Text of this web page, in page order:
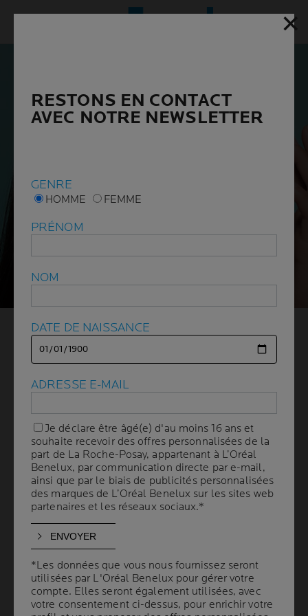
COMMENT NETTOYER ET
PRENDRE SOIN DE
SA PEAU GRASSE À
TENDANCE ACNÉIQUE ?
5 min. de lecture| By La Roche-Posay| 03 avril 2024
La plupart d'entre nous auront, à un moment de leur
vie, la peau grasse en raison d'une surproduction de
sébum. Il est essentiel de savoir comment prendre soin
de sa peau grasse pour éviter l'apparition de points
noirs, de boutons blancs et d'autres symptômes de
l'acné :
• Utilisez des nettoyants doux, tels que les eaux
✕
RESTONS EN CONTACT
AVEC NOTRE NEWSLETTER
GENRE
HOMME FEMME
PRÉNOM
NOM
DATE DE NAISSANCE
ADRESSE E-MAIL
Je déclare être âgé(e) d'au moins 16 ans et
souhaite recevoir des offres personnalisées de la
part de La Roche-Posay, appartenant à L’Oréal
Benelux, par communication directe par e-mail,
ainsi que par le biais de publicités personnalisées
des marques de L’Oréal Benelux sur les sites web
partenaires et les réseaux sociaux.*
*Les données que vous nous fournissez seront
utilisées par L'Oréal Benelux pour gérer votre
compte. Elles seront également utilisées, avec
votre consentement ci-dessus, pour enrichir votre
✕
RESTONS EN CONTACT
AVEC NOTRE NEWSLETTER
GENRE
HOMME FEMME
PRÉNOM
NOM
DATE DE NAISSANCE
ADRESSE E-MAIL
Je déclare être âgé(e) d'au moins 16 ans et
souhaite recevoir des offres personnalisées de la
part de La Roche-Posay, appartenant à L’Oréal
Benelux, par communication directe par e-mail,
ainsi que par le biais de publicités personnalisées
des marques de L’Oréal Benelux sur les sites web
partenaires et les réseaux sociaux.*
*Les données que vous nous fournissez seront
utilisées par L'Oréal Benelux pour gérer votre
compte. Elles seront également utilisées, avec
votre consentement ci-dessus, pour enrichir votre